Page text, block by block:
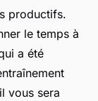
productifs.
le temps à
a été
vous sera